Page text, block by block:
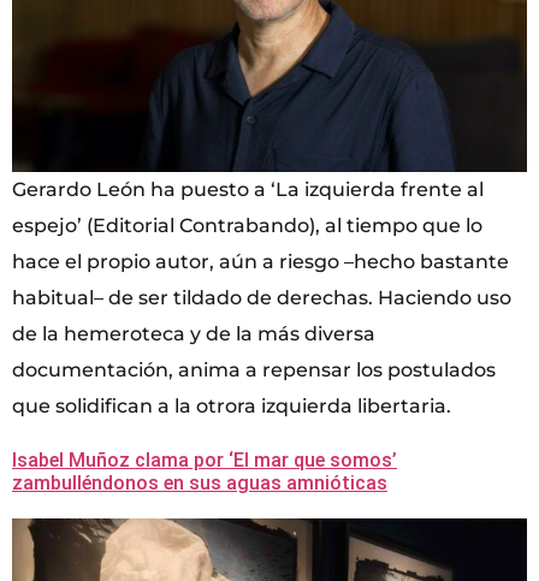
Gerardo León ha puesto a ‘La izquierda frente al
espejo’ (Editorial Contrabando), al tiempo que lo
hace el propio autor, aún a riesgo ­–hecho bastante
habitual– de ser tildado de derechas. Haciendo uso
de la hemeroteca y de la más diversa
documentación, anima a repensar los postulados
que solidifican a la otrora izquierda libertaria.
Isabel Muñoz clama por ‘El mar que somos’
zambulléndonos en sus aguas amnióticas